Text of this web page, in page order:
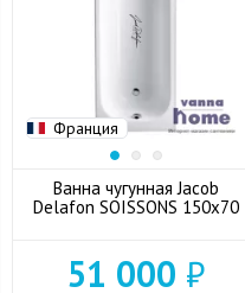
Франция
Ванна чугунная Jacob
Delafon SOISSONS 150х70
51 000 ₽